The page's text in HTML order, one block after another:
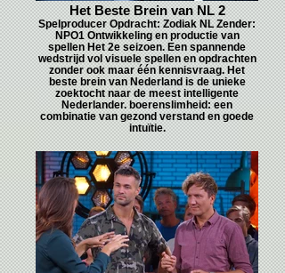
Het Beste Brein van NL 2
Spelproducer Opdracht: Zodiak NL Zender:
NPO1 Ontwikkeling en productie van
spellen Het 2e seizoen. Een spannende
wedstrijd vol visuele spellen en opdrachten
zonder ook maar één kennisvraag. Het
beste brein van Nederland is de unieke
zoektocht naar de meest intelligente
Nederlander. boerenslimheid: een
combinatie van gezond verstand en goede
intuïtie.